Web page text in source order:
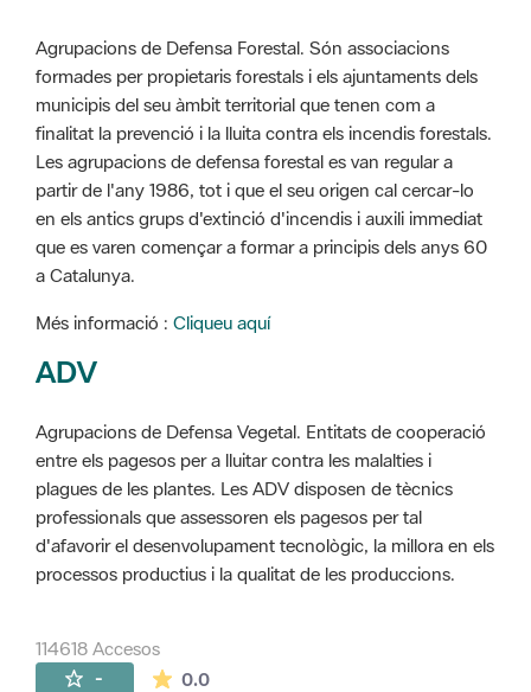
Agrupacions de Defensa Forestal. Són associacions
formades per propietaris forestals i els ajuntaments dels
municipis del seu àmbit territorial que tenen com a
finalitat la prevenció i la lluita contra els incendis forestals.
Les agrupacions de defensa forestal es van regular a
partir de l'any 1986, tot i que el seu origen cal cercar-lo
en els antics grups d'extinció d'incendis i auxili immediat
que es varen començar a formar a principis dels anys 60
a Catalunya.
Més informació : Cliqueu aquí
ADV
Agrupacions de Defensa Vegetal. Entitats de cooperació
entre els pagesos per a lluitar contra les malalties i
plagues de les plantes. Les ADV disposen de tècnics
professionals que assessoren els pagesos per tal
d'afavorir el desenvolupament tecnològic, la millora en els
processos productius i la qualitat de les produccions.
114618 Accesos
- 0.0La valoración media es de 0 estrellas de